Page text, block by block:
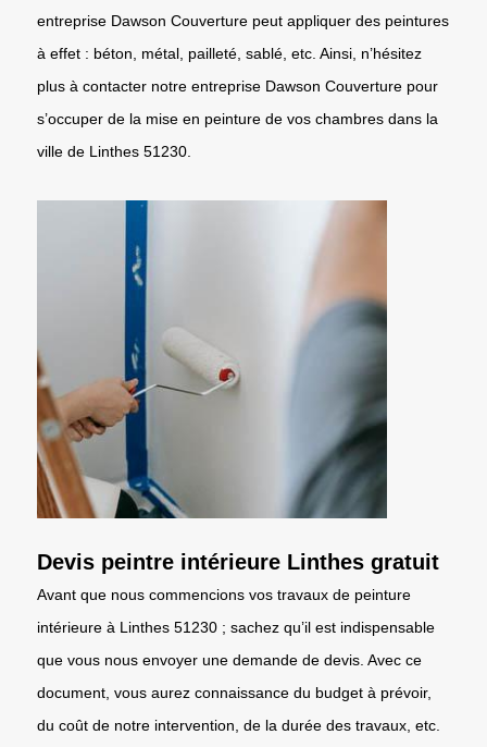
entreprise Dawson Couverture peut appliquer des peintures
à effet : béton, métal, pailleté, sablé, etc. Ainsi, n’hésitez
plus à contacter notre entreprise Dawson Couverture pour
s’occuper de la mise en peinture de vos chambres dans la
ville de Linthes 51230.
Devis peintre intérieure Linthes gratuit
Avant que nous commencions vos travaux de peinture
intérieure à Linthes 51230 ; sachez qu’il est indispensable
que vous nous envoyer une demande de devis. Avec ce
document, vous aurez connaissance du budget à prévoir,
du coût de notre intervention, de la durée des travaux, etc.